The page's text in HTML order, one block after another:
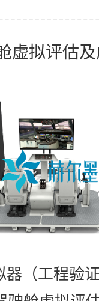
虚拟评估
器（工程验